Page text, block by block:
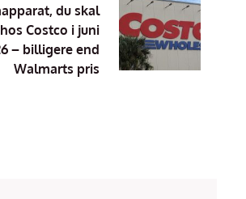
du skal
Costco i juni
– billigere end
Walmarts pris